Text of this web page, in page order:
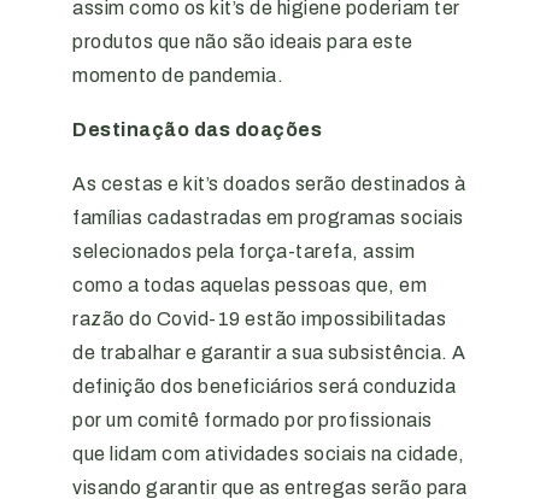
assim como os kit’s de higiene poderiam ter
produtos que não são ideais para este
momento de pandemia.
Destinação das doações
As cestas e kit’s doados serão destinados à
famílias cadastradas em programas sociais
selecionados pela força-tarefa, assim
como a todas aquelas pessoas que, em
razão do Covid-19 estão impossibilitadas
de trabalhar e garantir a sua subsistência. A
definição dos beneficiários será conduzida
por um comitê formado por profissionais
que lidam com atividades sociais na cidade,
visando garantir que as entregas serão para